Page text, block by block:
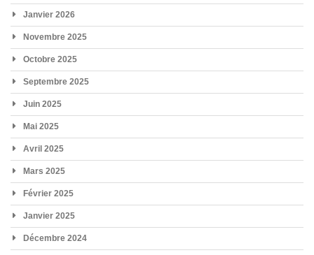
Janvier 2026
Novembre 2025
Octobre 2025
Septembre 2025
Juin 2025
Mai 2025
Avril 2025
Mars 2025
Février 2025
Janvier 2025
Décembre 2024